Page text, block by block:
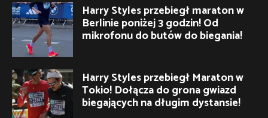
Harry Styles przebiegł maraton w
Berlinie poniżej 3 godzin! Od
mikrofonu do butów do biegania!
Harry Styles przebiegł Maraton w
Tokio! Dołącza do grona gwiazd
biegających na długim dystansie!